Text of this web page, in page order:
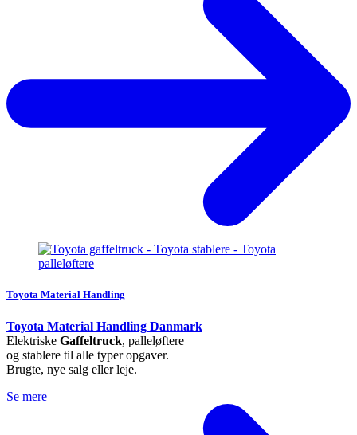
Toyota Material Handling
Toyota Material Handling Danmark
Elektriske Gaffeltruck, palleløftere
og stablere til alle typer opgaver.
Brugte, nye salg eller leje.
Se mere